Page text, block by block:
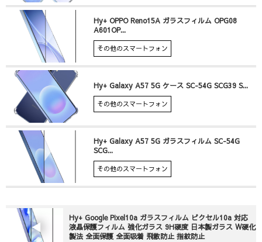
Hy+ OPPO Reno15A ガラスフィルム OPG08
A601OP...
その他のスマートフォン
Hy+ Galaxy A57 5G ケース SC-54G SCG39 S...
その他のスマートフォン
Hy+ Galaxy A57 5G ガラスフィルム SC-54G
SCG...
その他のスマートフォン
Hy+ Google Pixel10a ガラスフィルム ピクセル10a 対応
液晶保護フィルム 強化ガラス 9H硬度 日本製ガラス W硬化
製法 全面保護 全面吸着 飛散防止 指紋防止